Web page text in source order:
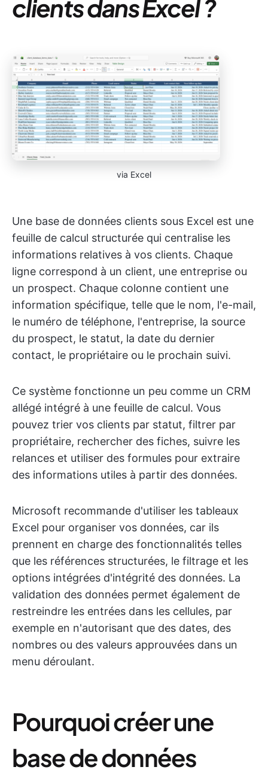
clients dans Excel ?
via Excel
Une base de données clients sous Excel est une
feuille de calcul structurée qui centralise les
informations relatives à vos clients. Chaque
ligne correspond à un client, une entreprise ou
un prospect. Chaque colonne contient une
information spécifique, telle que le nom, l'e-mail,
le numéro de téléphone, l'entreprise, la source
du prospect, le statut, la date du dernier
contact, le propriétaire ou le prochain suivi.
Ce système fonctionne un peu comme un CRM
allégé intégré à une feuille de calcul. Vous
pouvez trier vos clients par statut, filtrer par
propriétaire, rechercher des fiches, suivre les
relances et utiliser des formules pour extraire
des informations utiles à partir des données.
Microsoft recommande d'utiliser les tableaux
Excel pour organiser vos données, car ils
prennent en charge des fonctionnalités telles
que les références structurées, le filtrage et les
options intégrées d'intégrité des données. La
validation des données permet également de
restreindre les entrées dans les cellules, par
exemple en n'autorisant que des dates, des
nombres ou des valeurs approuvées dans un
menu déroulant.
Pourquoi créer une
base de données